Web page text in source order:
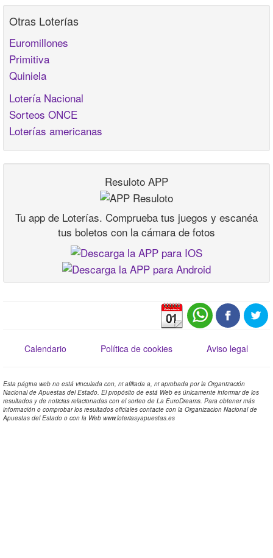
Otras Loterías
Euromillones
Primitiva
Quiniela
Lotería Nacional
Sorteos ONCE
Loterías americanas
Resuloto APP
Tu app de Loterías. Comprueba tus juegos y escanéa
tus boletos con la cámara de fotos
Calendario Política de cookies Aviso legal
Esta página web no está vinculada con, ni afiliada a, ni aprobada por la Organización
Nacional de Apuestas del Estado. El propósito de está Web es únicamente informar de los
resultados y de noticias relacionadas con el sorteo de La EuroDreams. Para obtener más
información o comprobar los resultados oficiales contacte con la Organizacion Nacional de
Apuestas del Estado o con la Web www.loteriasyapuestas.es